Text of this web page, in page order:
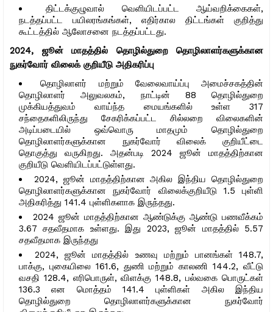
திட்டக்குழுவால் வெளியிடப்பட்ட ஆய்வறிக்கைகள்,
நடத்தப்பட்ட பயிலரங்கங்கள், எதிர்கால திட்டங்கள் குறித்து
கூட்டத்தில் ஆலோசனை நடத்தப்பட்டது.
2024, ஜூன் மாதத்தில் தொழில்துறை தொழிலாளர்களுக்கான
நுகர்வோர் விலைக் குறியீடு அதிகரிப்பு
தொழிலாளர் மற்றும் வேலைவாய்ப்பு அமைச்சகத்தின்
தொழிலாளர் அலுவலகம், நாட்டின் 88 தொழில்துறை
முக்கியத்துவம் வாய்ந்த மையங்களில் உள்ள 317
சந்தைகளிலிருந்து சேகரிக்கப்பட்ட சில்லறை விலைகளின்
அடிப்படையில் ஒவ்வொரு மாதமும் தொழில்துறை
தொழிலாளர்களுக்கான நுகர்வோர் விலைக் குறியீட்டை
தொகுத்து வருகிறது. அதன்படி 2024 ஜூன் மாதத்திற்கான
குறியீடு வெளியிடப்பட்டுள்ளது.
2024, ஜூன் மாதத்திற்கான அகில இந்திய தொழில்துறை
தொழிலாளர்களுக்கான நுகர்வோர் விலைக்குறியீடு 1.5 புள்ளி
அதிகரித்து 141.4 புள்ளிகளாக இருந்தது.
2024 ஜூன் மாதத்திற்கான ஆண்டுக்கு ஆண்டு பணவீக்கம்
3.67 சதவீதமாக உள்ளது. இது 2023, ஜூன் மாதத்தில் 5.57
சதவீதமாக இருந்தது
2024, ஜூன் மாதத்தில் உணவு மற்றும் பானங்கள் 148.7,
பாக்கு, புகையிலை 161.6, துணி மற்றும் காலணி 144.2, வீட்டு
வசதி 128.4, எரிபொருள், விளக்கு 148.8, பல்வகை பொருட்கள்
136.3 என மொத்தம் 141.4 புள்ளிகள் அகில இந்திய
தொழில்துறை தொழிலாளர்களுக்கான நுகர்வோர்